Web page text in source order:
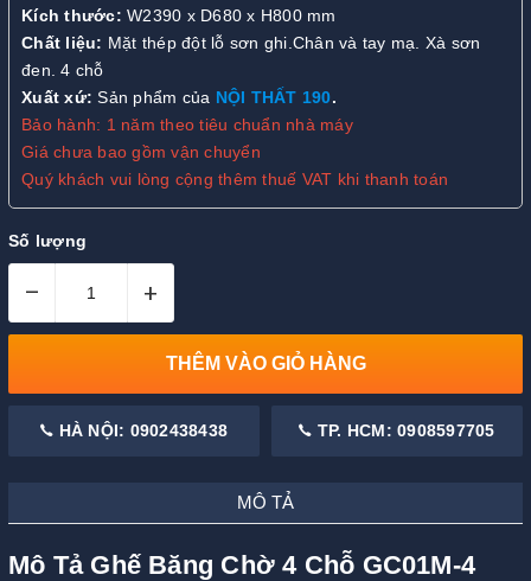
Kích thước: W2390 x D680 x H800 mm
Chất liệu: Mặt thép đột lỗ sơn ghi.Chân và tay mạ. Xà sơn
đen. 4 chỗ
Xuất xứ: Sản phẩm của NỘI THẤT 190.
Bảo hành: 1 năm theo tiêu chuẩn nhà máy
Giá chưa bao gồm vận chuyển
Quý khách vui lòng cộng thêm thuế VAT khi thanh toán
Số lượng
– +
THÊM VÀO GIỎ HÀNG
HÀ NỘI: 0902438438 TP. HCM: 0908597705
MÔ TẢ
Mô Tả Ghế Băng Chờ 4 Chỗ GC01M-4